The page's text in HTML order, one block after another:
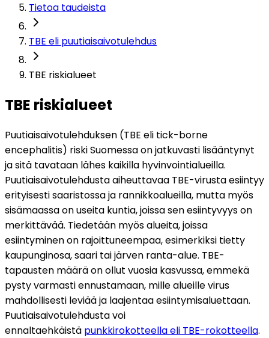
Tietoa taudeista
TBE eli puutiaisaivotulehdus
TBE riskialueet
TBE riskialueet
Puutiaisaivotulehduksen (TBE eli tick-borne
encephalitis) riski Suomessa on jatkuvasti lisääntynyt
ja sitä tavataan lähes kaikilla hyvinvointialueilla.
Puutiaisaivotulehdusta aiheuttavaa TBE-virusta esiintyy
erityisesti saaristossa ja rannikkoalueilla, mutta myös
sisämaassa on useita kuntia, joissa sen esiintyvyys on
merkittävää. Tiedetään myös alueita, joissa
esiintyminen on rajoittuneempaa, esimerkiksi tietty
kaupunginosa, saari tai järven ranta-alue. TBE-
tapausten määrä on ollut vuosia kasvussa, emmekä
pysty varmasti ennustamaan, mille alueille virus
mahdollisesti leviää ja laajentaa esiintymisaluettaan.
Puutiaisaivotulehdusta voi
ennaltaehkäistä punkkirokotteella eli TBE-rokotteella.